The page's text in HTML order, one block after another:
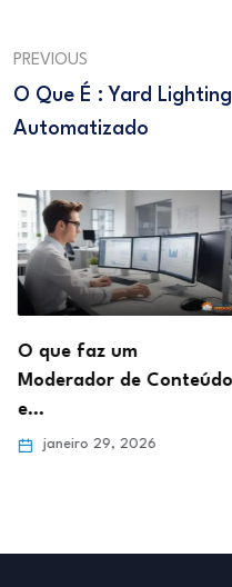
PREVIOUS
O Que É : Yard Lighting
Automatizado
O que faz um
Moderador de Conteúdo
e…
janeiro 29, 2026